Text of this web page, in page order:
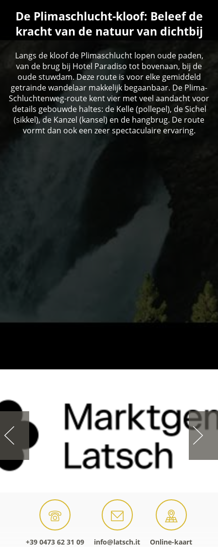
De Plimaschlucht-kloof: Beleef de
kracht van de natuur van dichtbij
Langs de kloof de Plimaschlucht lopen oude paden,
van de brug bij Hotel Paradiso tot bovenaan, bij de
oude stuwdam. Deze route is voor elke gemiddeld
getrainde wandelaar makkelijk begaanbaar. De Plima-
Schluchtenweg-route kent vier met veel aandacht voor
details gebouwde haltes: de Kelle (pollepel), de Sichel
(sikkel), de Kanzel (kansel) en de hangbrug. De route
vormt dan ook een zeer spectaculaire ervaring.
+39 0473 62 31 09 info@latsch.it Online-kaart